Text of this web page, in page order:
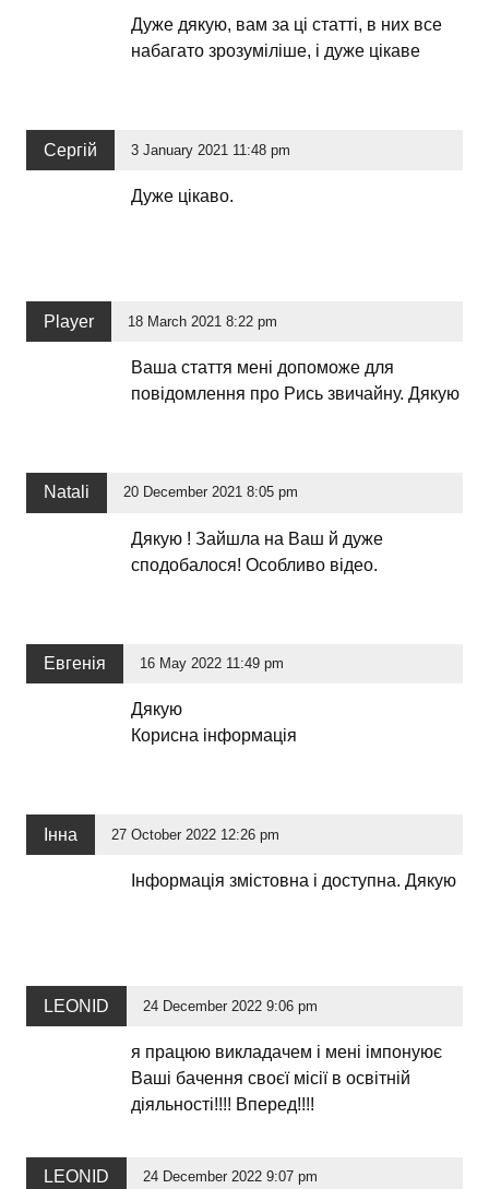
Дуже дякую, вам за ці статті, в них все
набагато зрозуміліше, і дуже цікаве
Сергій 3 January 2021 11:48 pm
Дуже цікаво.
Player 18 March 2021 8:22 pm
Ваша стаття мені допоможе для
повідомлення про Рись звичайну. Дякую
Natali 20 December 2021 8:05 pm
Дякую ! Зайшла на Ваш й дуже
сподобалося! Особливо відео.
Евгенія 16 May 2022 11:49 pm
Дякую
Корисна інформація
Інна 27 October 2022 12:26 pm
Інформація змістовна і доступна. Дякую
LEONID 24 December 2022 9:06 pm
я працюю викладачем і мені імпонуює
Ваші бачення своєї місії в освітній
діяльності!!!! Вперед!!!!
LEONID 24 December 2022 9:07 pm